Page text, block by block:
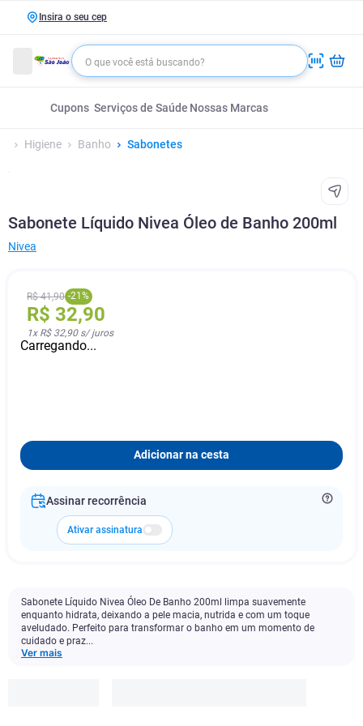
Insira o seu cep
Cupons Serviços de Saúde Nossas Marcas
Higiene Banho Sabonetes
Sabonete Líquido Nivea Óleo de Banho 200ml
Nivea
R$ 41,90 -21 %
R$ 32,90
1x R$ 32,90s/ juros
Carregando...
Adicionar na cesta
Assinar recorrência
Ativar assinatura
Sabonete Líquido Nivea Óleo De Banho 200ml limpa suavemente
enquanto hidrata, deixando a pele macia, nutrida e com um toque
aveludado. Perfeito para transformar o banho em um momento de
cuidado e praz...
Ver mais